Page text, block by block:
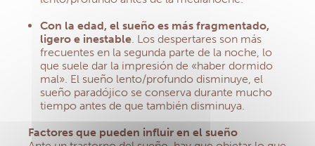
Con la edad, el sueño es más fragmentado,
ligero e inestable. Los despertares son más
frecuentes en la segunda parte de la noche, lo
que suele dar la impresión de «haber dormido
mal». El sueño lento/profundo disminuye, el
sueño paradójico se conserva durante mucho
tiempo antes de que también disminuya.
Factores que pueden influir en el sueño